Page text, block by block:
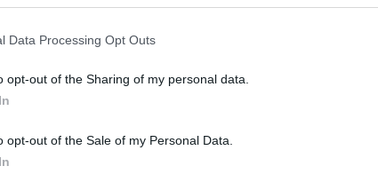
Data Processing Opt Outs
opt-out of the Sharing of my personal data.
opt-out of the Sale of my Personal Data.